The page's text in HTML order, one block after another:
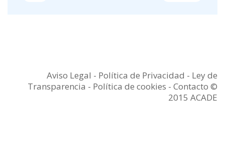
Aviso Legal - Política de Privacidad - Ley de
Transparencia - Política de cookies - Contacto ©
2015 ACADE